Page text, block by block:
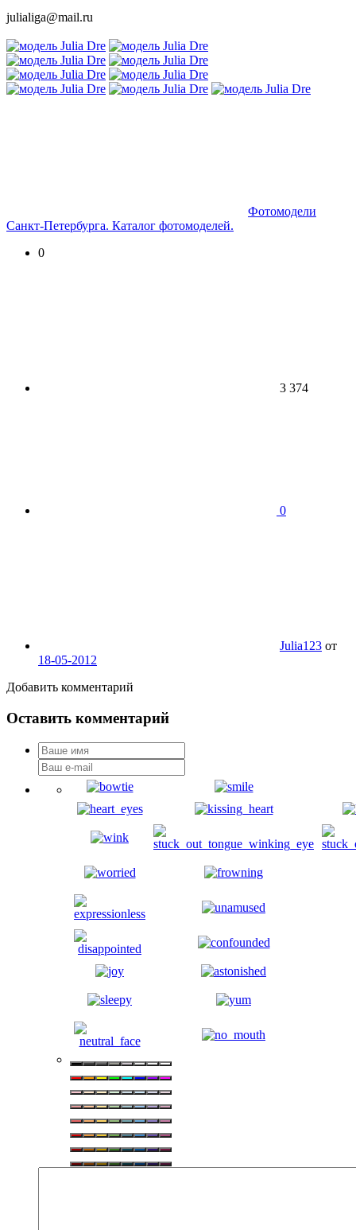
julialiga@mail.ru
Фотомодели
Санкт-Петербурга. Каталог фотомоделей.
0
3 374
0
Julia123 от
18-05-2012
Добавить комментарий
Оставить комментарий